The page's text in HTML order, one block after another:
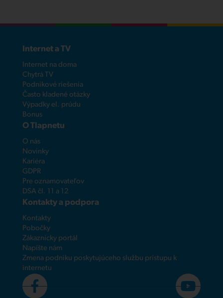
Internet a TV
Internet na doma
Chytrá TV
Podnikové riešenia
Často kladené otázky
Výpadky el. prúdu
Bonus
O Tlapnetu
O nás
Novinky
Kariéra
GDPR
Pre oznamovateľov
DSA čl. 11 a 12
Kontakty a podpora
Kontakty
Pobočky
Zákaznícky portál
Napíšte nám
Zmena podniku poskytujúceho službu prístupu k
internetu